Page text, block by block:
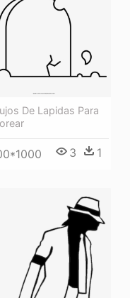
De Lapidas Para
3 1